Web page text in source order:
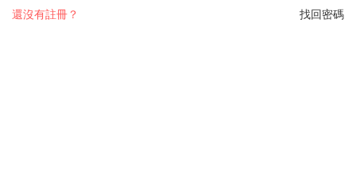
找回密碼
還沒有註冊？